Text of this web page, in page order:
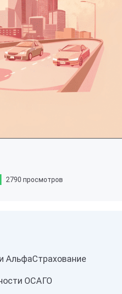
2790 просмотров
АльфаСтрахование
ОСАГО